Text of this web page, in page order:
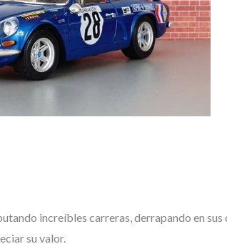
increíbles carreras, derrapando en
su valor.